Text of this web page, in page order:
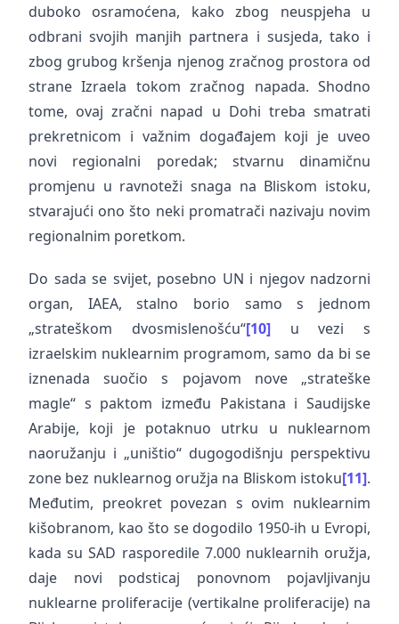
duboko osramoćena, kako zbog neuspjeha u
odbrani svojih manjih partnera i susjeda, tako i
zbog grubog kršenja njenog zračnog prostora od
strane Izraela tokom zračnog napada. Shodno
tome, ovaj zračni napad u Dohi treba smatrati
prekretnicom i važnim događajem koji je uveo
novi regionalni poredak; stvarnu dinamičnu
promjenu u ravnoteži snaga na Bliskom istoku,
stvarajući ono što neki promatrači nazivaju novim
regionalnim poretkom.
Do sada se svijet, posebno UN i njegov nadzorni
organ, IAEA, stalno borio samo s jednom
„strateškom dvosmislenošću“[10]u vezi s
izraelskim nuklearnim programom, samo da bi se
iznenada suočio s pojavom nove „strateške
magle“ s paktom između Pakistana i Saudijske
Arabije, koji je potaknuo utrku u nuklearnom
naoružanju i „uništio“ dugogodišnju perspektivu
zone bez nuklearnog oružja na Bliskom istoku[11].
Međutim, preokret povezan s ovim nuklearnim
kišobranom, kao što se dogodilo 1950-ih u Evropi,
kada su SAD rasporedile 7.000 nuklearnih oružja,
daje novi podsticaj ponovnom pojavljivanju
nuklearne proliferacije (vertikalne proliferacije) na